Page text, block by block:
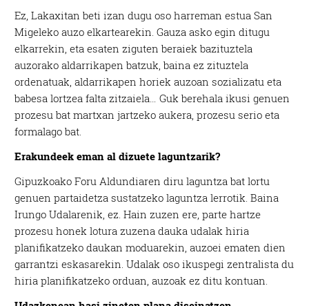
Ez, Lakaxitan beti izan dugu oso harreman estua San
Migeleko auzo elkartearekin. Gauza asko egin ditugu
elkarrekin, eta esaten ziguten beraiek bazituztela
auzorako aldarrikapen batzuk, baina ez zituztela
ordenatuak, aldarrikapen horiek auzoan sozializatu eta
babesa lortzea falta zitzaiela… Guk berehala ikusi genuen
prozesu bat martxan jartzeko aukera, prozesu serio eta
formalago bat.
Erakundeek eman al dizuete laguntzarik?
Gipuzkoako Foru Aldundiaren diru laguntza bat lortu
genuen partaidetza sustatzeko laguntza lerrotik. Baina
Irungo Udalarenik, ez. Hain zuzen ere, parte hartze
prozesu honek lotura zuzena dauka udalak hiria
planifikatzeko daukan moduarekin, auzoei ematen dien
garrantzi eskasarekin. Udalak oso ikuspegi zentralista du
hiria planifikatzeko orduan, auzoak ez ditu kontuan.